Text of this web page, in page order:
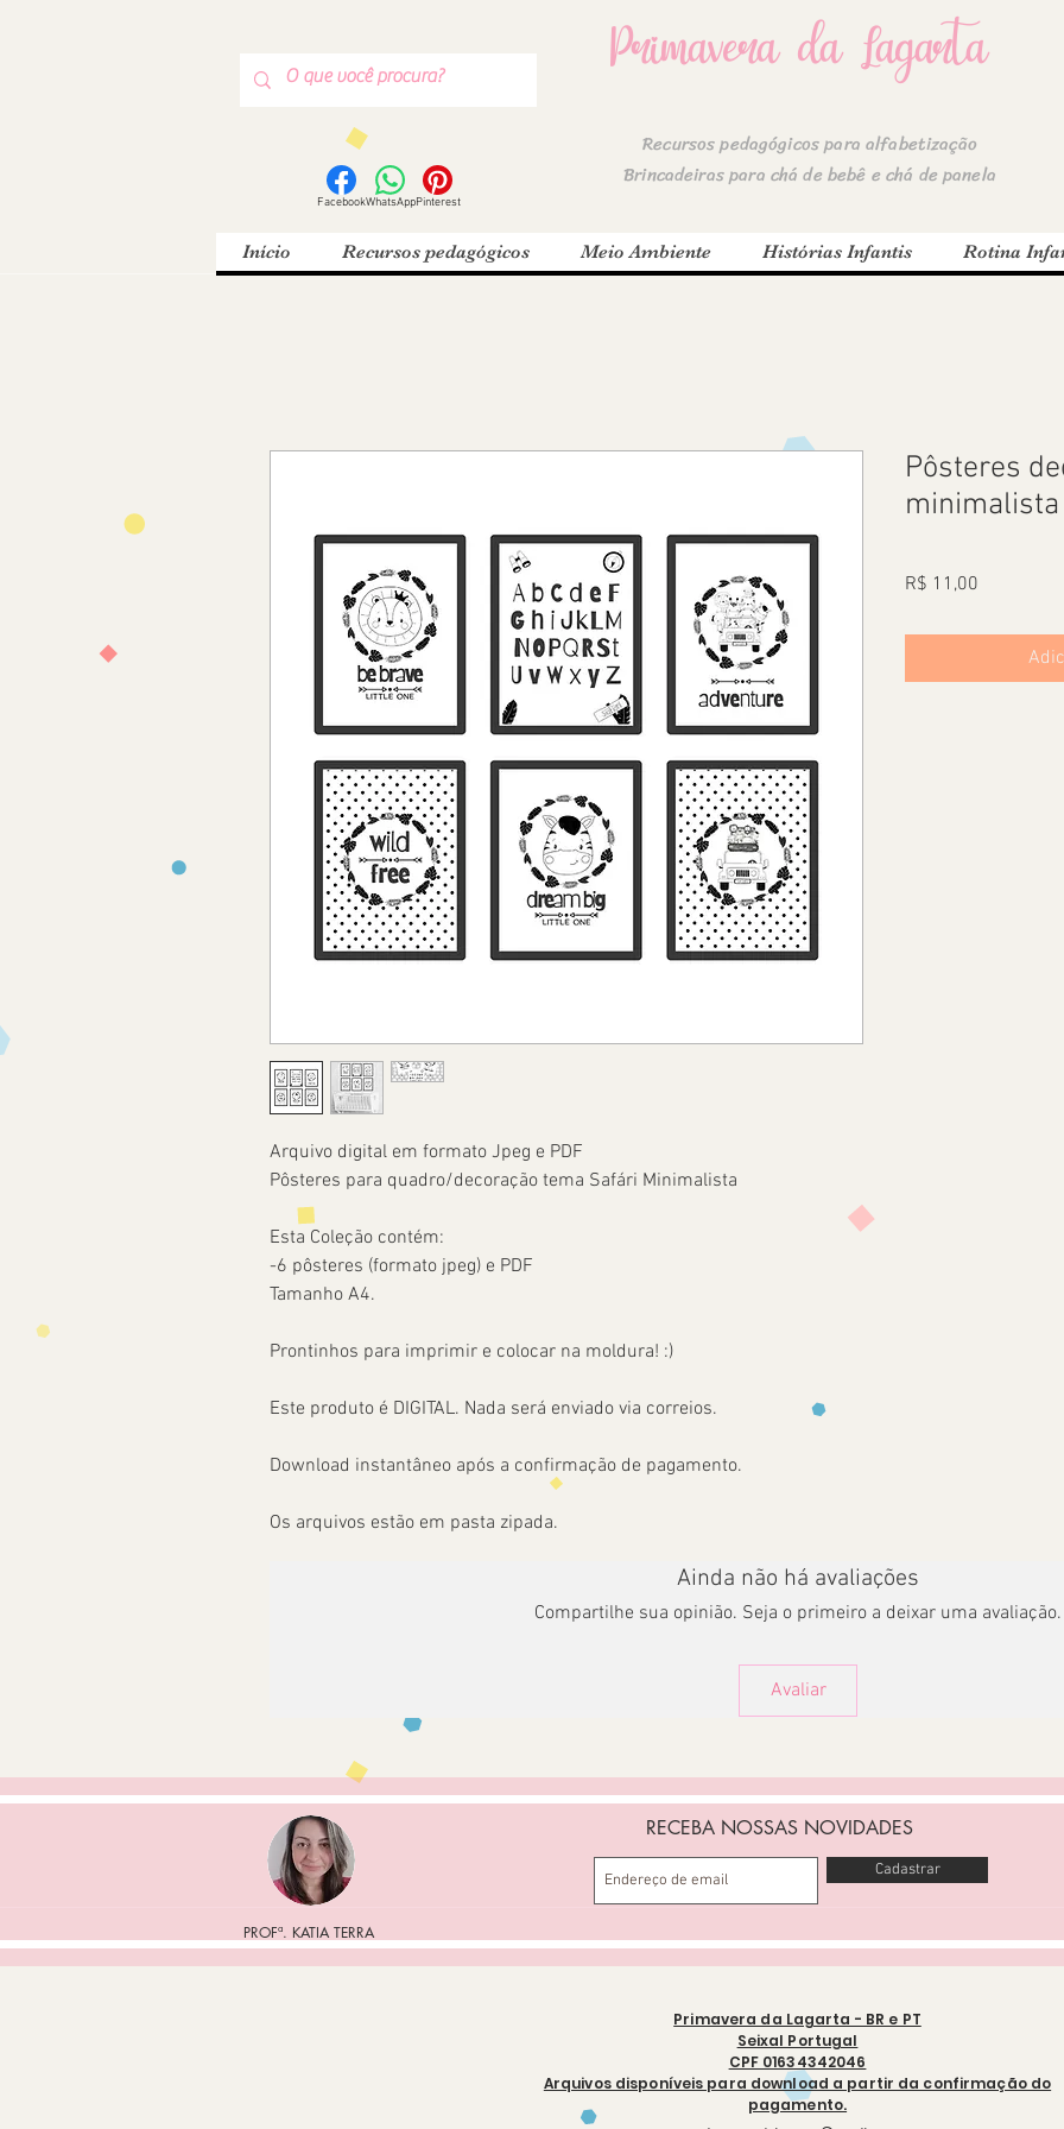
FacebookWhatsAppPinterest
Primavera da Lagarta
Recursos pedagógicos para alfabetização
Brincadeiras para chá de bebê e chá de panela
Início Recursos pedagógicos Meio Ambiente Histórias Infantis Rotina
Arquivo digital em formato Jpeg e PDF
Pôsteres para quadro/decoração tema Safári Minimalista
Esta Coleção contém:
-6 pôsteres (formato jpeg) e PDF
Tamanho A4.
Prontinhos para imprimir e colocar na moldura! :)
Este produto é DIGITAL. Nada será enviado via correios.
Download instantâneo após a confirmação de pagamento.
Os arquivos estão em pasta zipada.
Pôsteres
minimalista
R$ 11,00
Ainda não há avaliações
Compartilhe sua opinião. Seja o primeiro a deixar uma avaliação.
Avaliar
RECEBA NOSSAS NOVIDADES
Cadastrar
PROFª. KATIA TERRA
Primavera da Lagarta - BR e PT
Seixal Portugal
CPF 01634342046
Arquivos disponíveis para download a partir da confirmação do
pagamento.